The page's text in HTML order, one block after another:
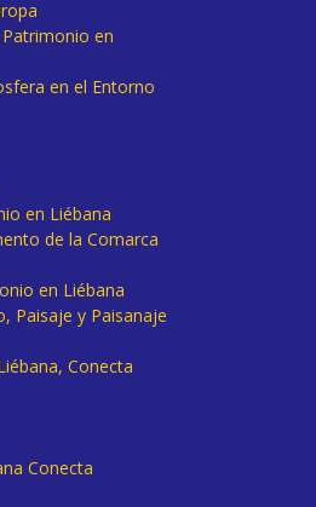
en
en el Entorno
en Liébana
de la Comarca
en Liébana
Paisaje y Paisanaje
Conecta
Conecta